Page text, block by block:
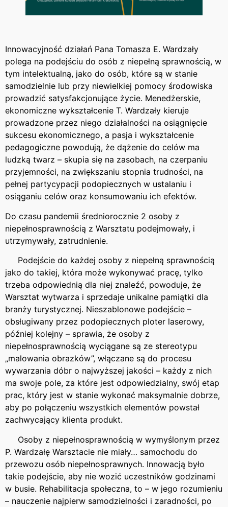
Innowacyjność działań Pana Tomasza E. Wardzały
polega na podejściu do osób z niepełną sprawnością, w
tym intelektualną, jako do osób, które są w stanie
samodzielnie lub przy niewielkiej pomocy środowiska
prowadzić satysfakcjonujące życie. Menedżerskie,
ekonomiczne wykształcenie T. Wardzały kieruje
prowadzone przez niego działalności na osiągnięcie
sukcesu ekonomicznego, a pasja i wykształcenie
pedagogiczne powodują, że dążenie do celów ma
ludzką twarz – skupia się na zasobach, na czerpaniu
przyjemności, na zwiększaniu stopnia trudności, na
pełnej partycypacji podopiecznych w ustalaniu i
osiąganiu celów oraz konsumowaniu ich efektów.
Do czasu pandemii średniorocznie 2 osoby z
niepełnosprawnością z Warsztatu podejmowały, i
utrzymywały, zatrudnienie.
Podejście do każdej osoby z niepełną sprawnością
jako do takiej, która może wykonywać pracę, tylko
trzeba odpowiednią dla niej znaleźć, powoduje, że
Warsztat wytwarza i sprzedaje unikalne pamiątki dla
branży turystycznej. Nieszablonowe podejście –
obsługiwany przez podopiecznych ploter laserowy,
później kolejny – sprawia, że osoby z
niepełnosprawnością wyciągane są ze stereotypu
„malowania obrazków”, włączane są do procesu
wywarzania dóbr o najwyższej jakości – każdy z nich
ma swoje pole, za które jest odpowiedzialny, swój etap
prac, który jest w stanie wykonać maksymalnie dobrze,
aby po połączeniu wszystkich elementów powstał
zachwycający klienta produkt.
Osoby z niepełnosprawnością w wymyślonym przez
P. Wardzałę Warsztacie nie miały… samochodu do
przewozu osób niepełnosprawnych. Innowacją było
takie podejście, aby nie wozić uczestników godzinami
w busie. Rehabilitacja społeczna, to – w jego rozumieniu
– nauczenie najpierw samodzielności i zaradności, po